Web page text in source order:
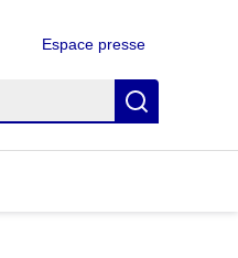
Espace presse